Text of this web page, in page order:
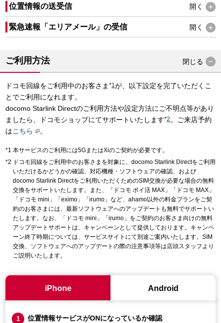
位置情報の送受信 開く
緊急速報「エリアメール」の受信 開く
ご利用方法 閉じる
ドコモ回線をご利用中のお客さま *1 が、以下設定を完了いただくこ
とでご利用になれます。
docomo Starlink Directのご利用方法や設定方法にご不明点等があり
ましたら、ドコモショップにてサポートいたします*2 。ご来店予約
はこちら 。
本サービスのご利用には5GまたはXiのご契約が必要です。
ドコモ回線をご利用中のお客さまを対象に、docomo Starlink Directをご利用
いただけるかどうかの確認、対応機種・ソフトウェアの確認、および
docomo Starlink Directをご利用いただくためのSIM交換が必要な場合の無料
交換をサポートいたします。また、「ドコモ ポイ活 MAX」「ドコモ MAX」
「ドコモ mini」「eximo」「irumo」など、ahamo以外の料金プランをご契
約のお客さまには、最新ソフトウェアへのアップデートも無料でサポートい
たします。なお、「ドコモ mini」「irumo」をご契約のお客さま向けの無料
アップデートサポートは、キャンペーンとして提供しております。キャンペ
ーン終了時期については、サービスサイトにて別途ご案内いたします。SIM
交換、ソフトウェアへのアップデートの際の注意事項等は店頭スタッフより
ご説明いたします。
iPhone Android
1 位置情報サービスがONになっているか確認